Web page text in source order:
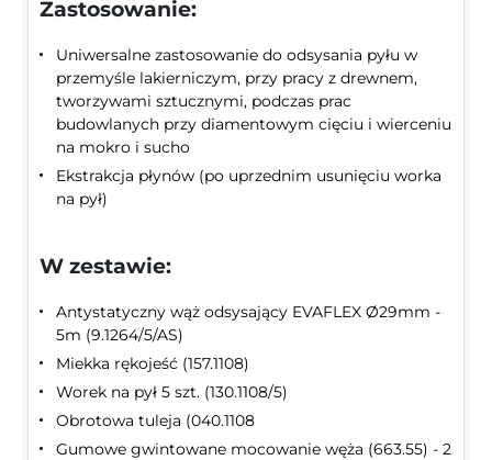
Zastosowanie:
Uniwersalne zastosowanie do odsysania pyłu w
przemyśle lakierniczym, przy pracy z drewnem,
tworzywami sztucznymi, podczas prac
budowlanych przy diamentowym cięciu i wierceniu
na mokro i sucho
Ekstrakcja płynów (po uprzednim usunięciu worka
na pył)
W zestawie:
Antystatyczny wąż odsysający EVAFLEX Ø29mm -
5m (9.1264/5/AS)
Miekka rękojeść (157.1108)
Worek na pył 5 szt. (130.1108/5)
Obrotowa tuleja (040.1108
Gumowe gwintowane mocowanie węża (663.55) - 2